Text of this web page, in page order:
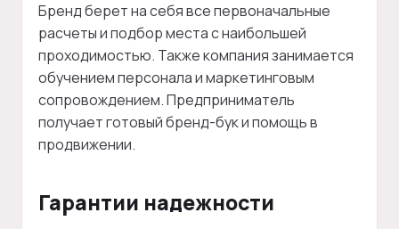
Бренд берет на себя все первоначальные
расчеты и подбор места с наибольшей
проходимостью. Также компания занимается
обучением персонала и маркетинговым
сопровождением. Предприниматель
получает готовый бренд-бук и помощь в
продвижении.
Гарантии надежности